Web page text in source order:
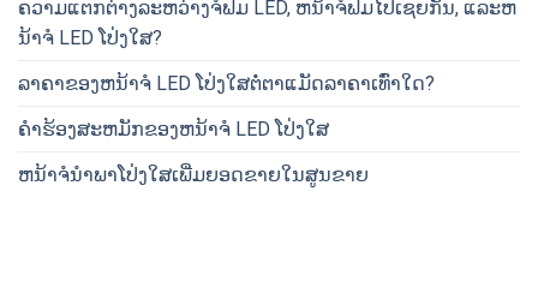
ຄວາມແຕກຕ່າງລະຫວ່າງຈໍຟິມ LED, ຫນ້າຈໍຟິມໄປເຊຍກັນ, ແລະຫ
ນ້າຈໍ LED ໂປ່ງໃສ?
ລາຄາຂອງຫນ້າຈໍ LED ໂປ່ງໃສຕໍ່ຕາແມັດລາຄາເທົ່າໃດ?
ຄໍາຮ້ອງສະຫມັກຂອງຫນ້າຈໍ LED ໂປ່ງໃສ
ຫນ້າຈໍນໍາພາໂປ່ງໃສເພີ່ມຍອດຂາຍໃນສູນຂາຍ